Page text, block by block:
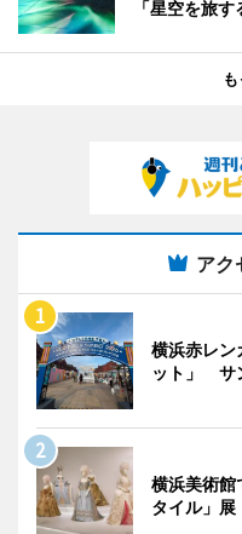
「星空を旅す
アク
横浜赤レン
ット」 サ
横浜美術館
タイル」